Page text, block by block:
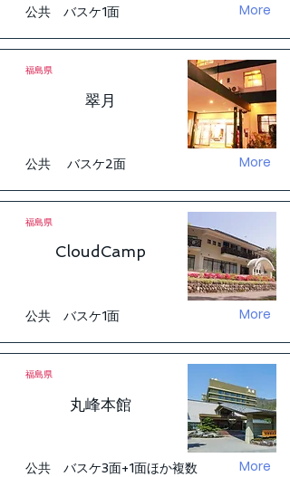
公共 バスケ1面 More
福島県
翠月
公共 バスケ2面 More
福島県
CloudCamp
公共 バスケ1面 More
福島県
丸峰本館
公共 バスケ3面+1面ほか複数 More